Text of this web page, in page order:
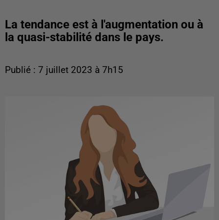
La tendance est à l'augmentation ou à
la quasi-stabilité dans le pays.
Publié : 7 juillet 2023 à 7h15